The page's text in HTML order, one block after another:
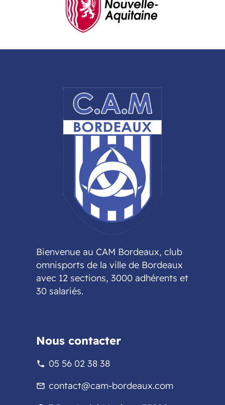
Bienvenue au CAM Bordeaux, club
omnisports de la ville de Bordeaux
avec 12 sections, 3000 adhérents et
30 salariés.
Nous contacter
phone 05 56 02 38 38
mail_outline contact@cam-bordeaux.com